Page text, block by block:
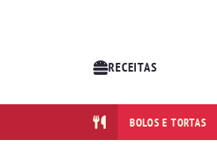
RECEITAS
BOLOS E TORTAS